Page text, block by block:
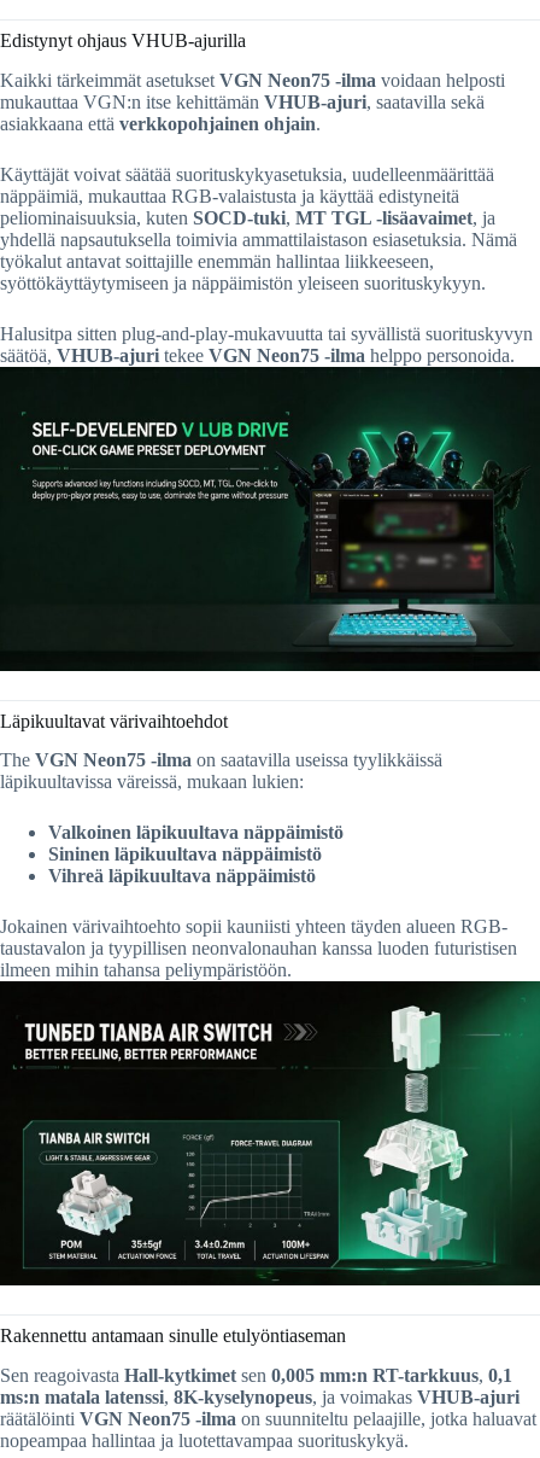
Edistynyt ohjaus VHUB-ajurilla
Kaikki tärkeimmät asetukset VGN Neon75 -ilma voidaan helposti
mukauttaa VGN:n itse kehittämän VHUB-ajuri, saatavilla sekä
asiakkaana että verkkopohjainen ohjain.
Käyttäjät voivat säätää suorituskykyasetuksia, uudelleenmäärittää
näppäimiä, mukauttaa RGB-valaistusta ja käyttää edistyneitä
peliominaisuuksia, kuten SOCD-tuki, MT TGL -lisäavaimet, ja
yhdellä napsautuksella toimivia ammattilaistason esiasetuksia. Nämä
työkalut antavat soittajille enemmän hallintaa liikkeeseen,
syöttökäyttäytymiseen ja näppäimistön yleiseen suorituskykyyn.
Halusitpa sitten plug-and-play-mukavuutta tai syvällistä suorituskyvyn
säätöä, VHUB-ajuri tekee VGN Neon75 -ilma helppo personoida.
Läpikuultavat värivaihtoehdot
The VGN Neon75 -ilma on saatavilla useissa tyylikkäissä
läpikuultavissa väreissä, mukaan lukien:
Valkoinen läpikuultava näppäimistö
Sininen läpikuultava näppäimistö
Vihreä läpikuultava näppäimistö
Jokainen värivaihtoehto sopii kauniisti yhteen täyden alueen RGB-
taustavalon ja tyypillisen neonvalonauhan kanssa luoden futuristisen
ilmeen mihin tahansa peliympäristöön.
Rakennettu antamaan sinulle etulyöntiaseman
Sen reagoivasta Hall-kytkimet sen 0,005 mm:n RT-tarkkuus, 0,1
ms:n matala latenssi, 8K-kyselynopeus, ja voimakas VHUB-ajuri
räätälöinti VGN Neon75 -ilma on suunniteltu pelaajille, jotka haluavat
nopeampaa hallintaa ja luotettavampaa suorituskykyä.